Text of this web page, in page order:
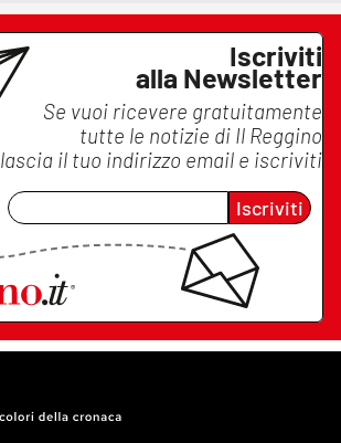
Iscriviti
alla Newsletter
Se vuoi ricevere gratuitamente
tutte le notizie di Il Reggino
lascia il tuo indirizzo email e iscriviti
Iscriviti